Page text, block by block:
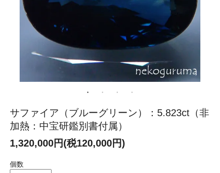
サファイア（ブルーグリーン）：5.823ct（非
加熱：中宝研鑑別書付属）
1,320,000円(税120,000円)
個数